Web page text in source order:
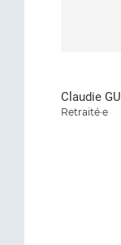
Claudie
Retraité·e